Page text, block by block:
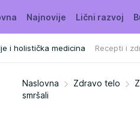
Najnovije Lični razvoj
i holistička medicina Recepti i
Naslovna Zdravo telo
smršali